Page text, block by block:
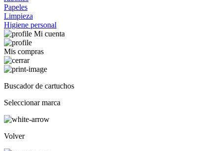
Papeles
Limpieza
Higiene personal
Mi cuenta
Mis compras
Buscador de cartuchos
Seleccionar marca
Volver